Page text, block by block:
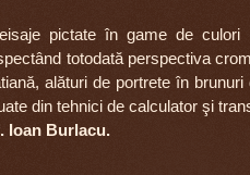
pictate în game de culori
totodată perspectiva
alături de portrete în
din tehnici de calculator şi
Ioan Burlacu.